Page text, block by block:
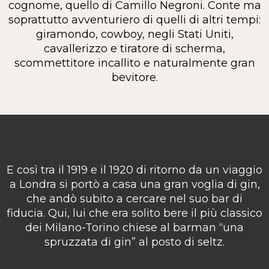
cognome, quello di Camillo Negroni. Conte ma
soprattutto avventuriero di quelli di altri tempi:
giramondo, cowboy, negli Stati Uniti,
cavallerizzo e tiratore di scherma,
scommettitore incallito e naturalmente gran
bevitore.
E così tra il 1919 e il 1920 di ritorno da un viaggio
a Londra si portò a casa una gran voglia di gin,
che andò subito a cercare nel suo bar di
fiducia. Qui, lui che era solito bere il più classico
dei Milano-Torino chiese al barman “una
spruzzata di gin” al posto di seltz.